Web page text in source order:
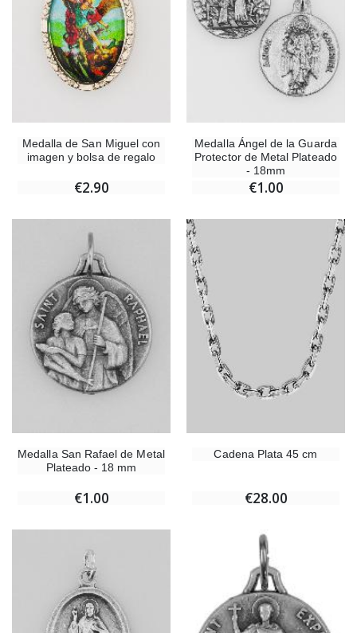
Medalla de San Miguel con
imagen y bolsa de regalo
€2.90
Medalla Ángel de la Guarda
Protector de Metal Plateado
- 18mm
€1.00
Medalla San Rafael de Metal
Plateado - 18 mm
€1.00
Cadena Plata 45 cm
€28.00